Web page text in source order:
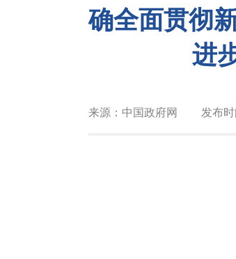
确全面贯彻
进
来源： 中国政府网 发布时